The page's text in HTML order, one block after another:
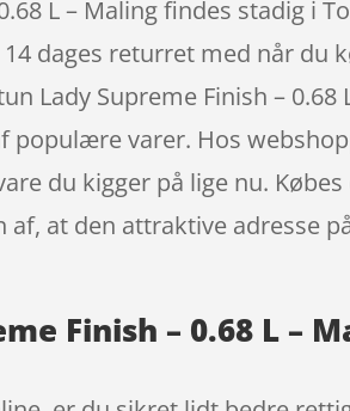
L – Maling findes stadig
dages returret med når du
Lady Supreme Finish –
populære varer. Hos
du kigger på lige nu.
at den attraktive adresse
Finish – 0.68 L –